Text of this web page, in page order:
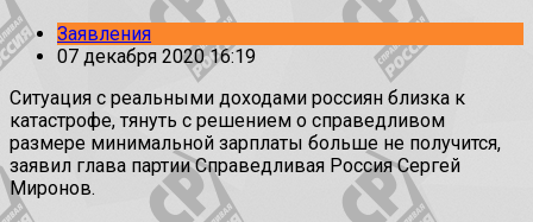
Заявления
07 декабря 2020 16:19
Ситуация с реальными доходами россиян близка к
катастрофе, тянуть с решением о справедливом
размере минимальной зарплаты больше не получится,
заявил глава партии Справедливая Россия Сергей
Миронов.